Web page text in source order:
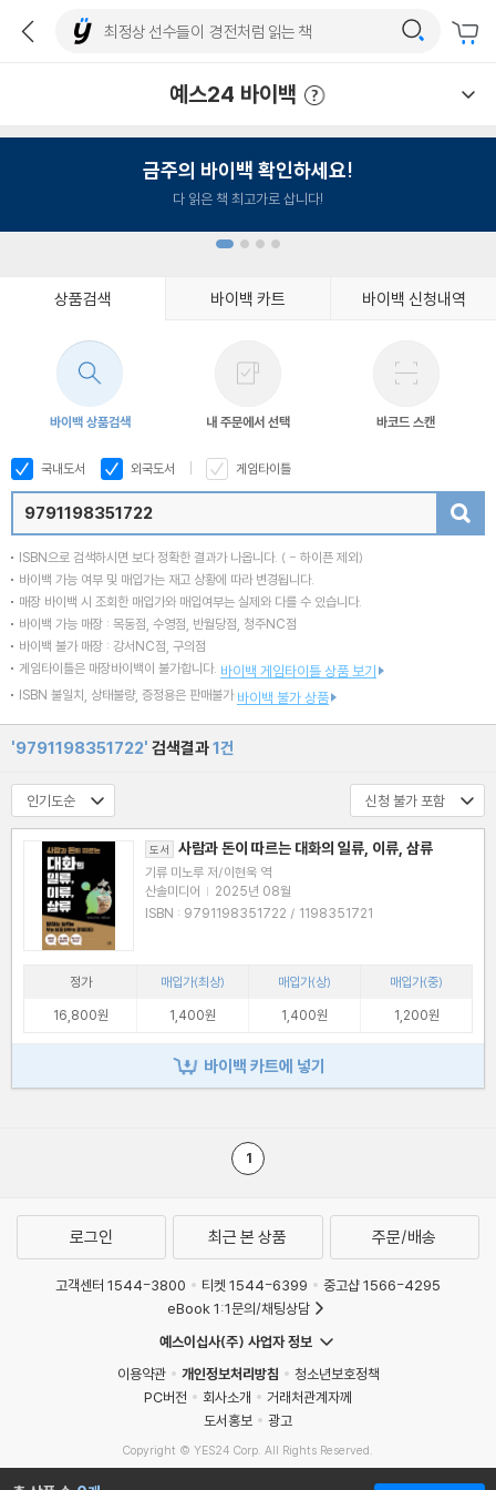
예스24 바이백
금주의 바이백 확인하세요!
다 읽은 책 최고가로 삽니다!
상품검색 바이백 카트 바이백 신청내역
바이백 상품검색 내 주문에서 선택 바코드 스캔
국내도서 외국도서 게임타이틀
ISBN으로 검색하시면 보다 정확한 결과가 나옵니다. ( - 하이픈 제외)
바이백 가능 여부 및 매입가는 재고 상황에 따라 변경됩니다.
매장 바이백 시 조회한 매입가와 매입여부는 실제와 다를 수 있습니다.
바이백 가능 매장 : 목동점, 수영점, 반월당점, 청주NC점
바이백 불가 매장 : 강서NC점, 구의점
게임타이틀은 매장바이백이 불가합니다. 바이백 게임타이틀 상품 보기
ISBN 불일치, 상태불량, 증정용은 판매불가 바이백 불가 상품
'9791198351722' 검색결과1건
도서 사람과 돈이 따르는 대화의 일류, 이류, 삼류
기류 미노루 저/이현욱 역
산솔미디어 | 2025년 08월
ISBN : 9791198351722 / 1198351721
정가 매입가(최상) 매입가(상)
매입가(중)
16,800원
1,400원 1,400원 1,200원
바이백 카트에 넣기
1
로그인 최근 본 상품 주문/배송
고객센터 1544-3800 티켓 1544-6399
중고샵 1566-4295
eBook 1:1문의/채팅상담
예스이십사(주) 사업자 정보
이용약관
개인정보처리방침
청소년보호정책
PC버전
회사소개
거래처관계자께
도서홍보
광고
Copyright © YES24 Corp. All Rights Reserved.
MATOM8